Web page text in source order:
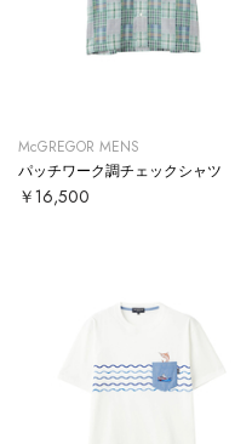
McGREGOR MENS
パッチワーク調チェックシャツ
￥16,500